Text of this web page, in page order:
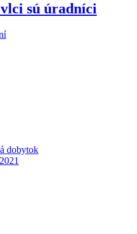
sú úradníci
dobytok